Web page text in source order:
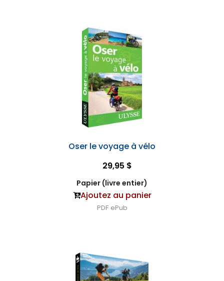
Oser le voyage à vélo
29,95 $
Papier (livre entier)
Ajoutez au panier
PDF ePub